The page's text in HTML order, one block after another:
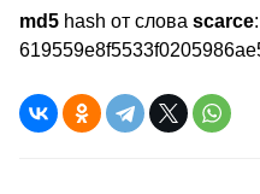
md5 hash от слова scarce: